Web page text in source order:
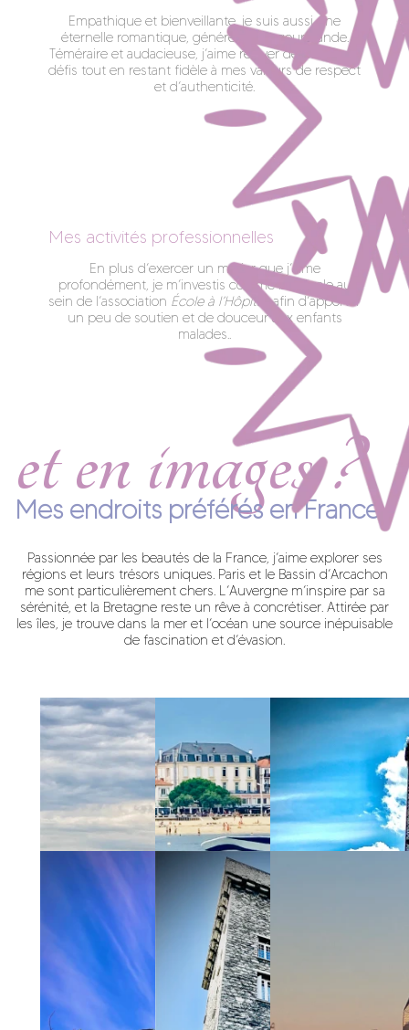
Mes activités professionnelles
Empathique et bienveillante, je suis aussi une
éternelle romantique, généreuse et gourmande.
Téméraire et audacieuse, j’aime relever de nouveaux
défis tout en restant fidèle à mes valeurs de respect
et d’authenticité.
En plus d’exercer un métier que j’aime
profondément, je m’investis comme bénévole au
sein de l’association École à l’Hôpital , afin d’apporter
un peu de soutien et de douceur aux enfants
malades..
et en images ?
Mes endroits préférés en France
Passionnée par les beautés de la France, j’aime explorer ses
régions et leurs trésors uniques. Paris et le Bassin d’Arcachon
me sont particulièrement chers. L’Auvergne m’inspire par sa
sérénité, et la Bretagne reste un rêve à concrétiser. Attirée par
les îles, je trouve dans la mer et l’océan une source inépuisable
de fascination et d’évasion.